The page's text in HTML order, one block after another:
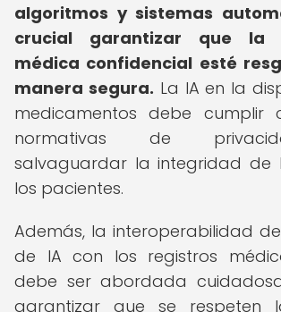
algoritmos y sistemas
crucial garantizar que la
médica confidencial esté
manera segura. La IA en la
medicamentos debe cumplir
normativas de
salvaguardar la integridad de
los pacientes.
Además, la interoperabilidad
de IA con los registros
debe ser abordada
garantizar que se respeten